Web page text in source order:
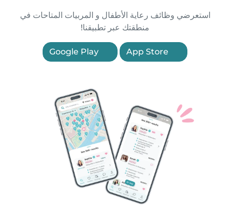
استعرضي وظائف رعاية الأطفال و المربيات المتاحات في
منطقتك عبر تطبيقنا!